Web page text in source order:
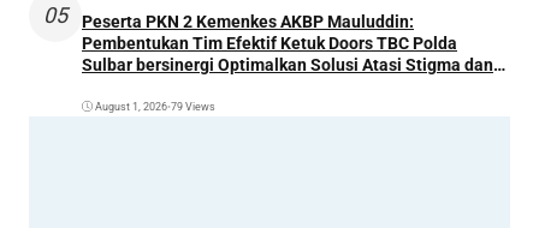
05
Peserta PKN 2 Kemenkes AKBP Mauluddin:
Pembentukan Tim Efektif Ketuk Doors TBC Polda
Sulbar bersinergi Optimalkan Solusi Atasi Stigma dan
August 1, 2026•79 Views